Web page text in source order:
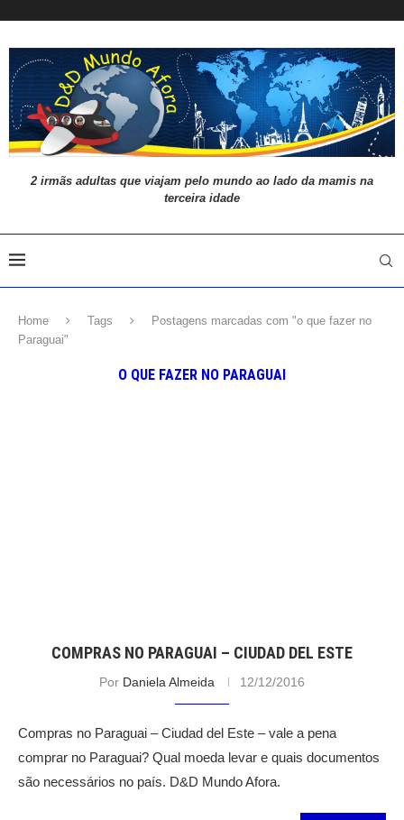
2 irmãs adultas que viajam pelo mundo ao lado da mamis na
terceira idade
Home Tags
Postagens marcadas com "o que fazer no
Paraguai"
O QUE FAZER NO PARAGUAI
COMPRAS NO PARAGUAI – CIUDAD DEL ESTE
Por Daniela Almeida 12/12/2016
Compras no Paraguai – Ciudad del Este – vale a pena
comprar no Paraguai? Qual moeda levar e quais documentos
são necessários no país. D&D Mundo Afora.